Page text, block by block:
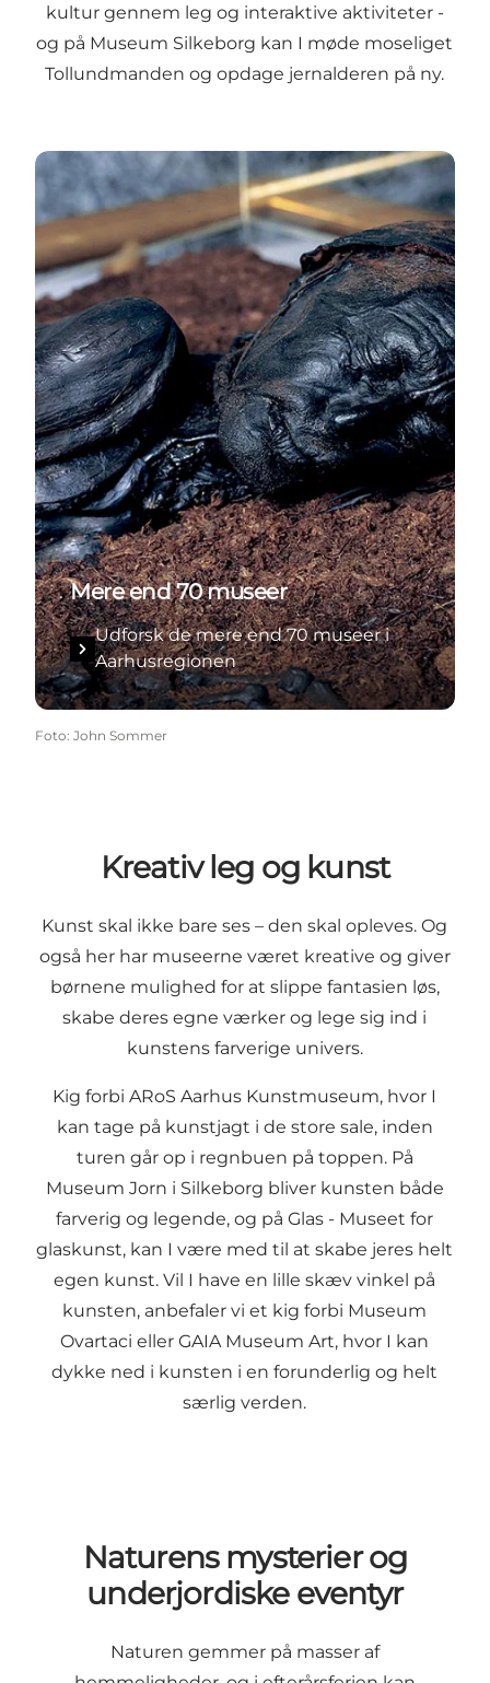
kultur gennem leg og interaktive aktiviteter -
og på Museum Silkeborg kan I møde moseliget
Tollundmanden og opdage jernalderen på ny.
Udforsk de mere end 70 museer i Aarhusregionen
Mere end 70 museer
Udforsk de mere end 70 museer i
Aarhusregionen
Foto: John Sommer
Kreativ leg og kunst
Kunst skal ikke bare ses – den skal opleves. Og
også her har museerne været kreative og giver
børnene mulighed for at slippe fantasien løs,
skabe deres egne værker og lege sig ind i
kunstens farverige univers.
Kig forbiARoS Aarhus Kunstmuseum, hvor I
kan tage på kunstjagt i de store sale, inden
turen går op i regnbuen på toppen. På
Museum Jorn i Silkeborg bliver kunsten både
farverig og legende, og påGlas - Museet for
glaskunst, kan I være med til at skabe jeres helt
egen kunst. Vil I have en lille skæv vinkel på
kunsten, anbefaler vi et kig forbi Museum
Ovartaci ellerGAIA Museum Art, hvor I kan
dykke ned i kunsten i en forunderlig og helt
særlig verden.
Naturens mysterier og
underjordiske eventyr
Naturen gemmer på masser af